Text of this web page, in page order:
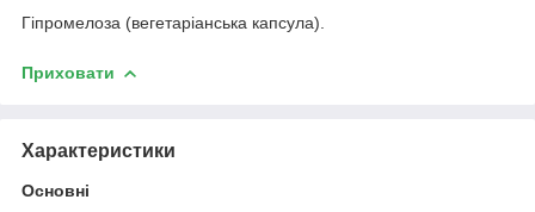
Гіпромелоза (вегетаріанська капсула).
Приховати
Характеристики
Основні